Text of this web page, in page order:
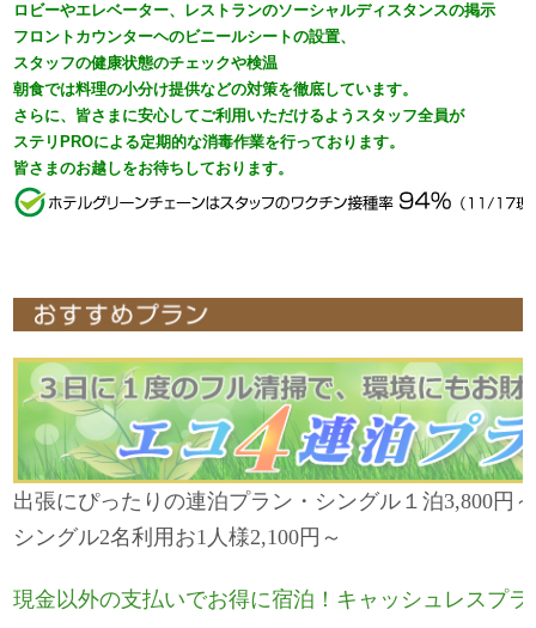
ロビーやエレベーター、レストランのソーシャルディスタンスの掲示
フロントカウンターヘのビニールシートの設置、
スタッフの健康状態のチェックや検温
朝食では料理の小分け提供などの対策を徹底しています。
さらに、皆さまに安心してご利用いただけるようスタッフ全員が
ステリPROによる定期的な消毒作業を行っております。
皆さまのお越しをお待ちしております。
出張にぴったりの連泊プラン・シングル１泊3,800
シングル2名利用お1 人様2,100円～
現金以外の支払いでお得に宿泊！キャッシュレスプラ